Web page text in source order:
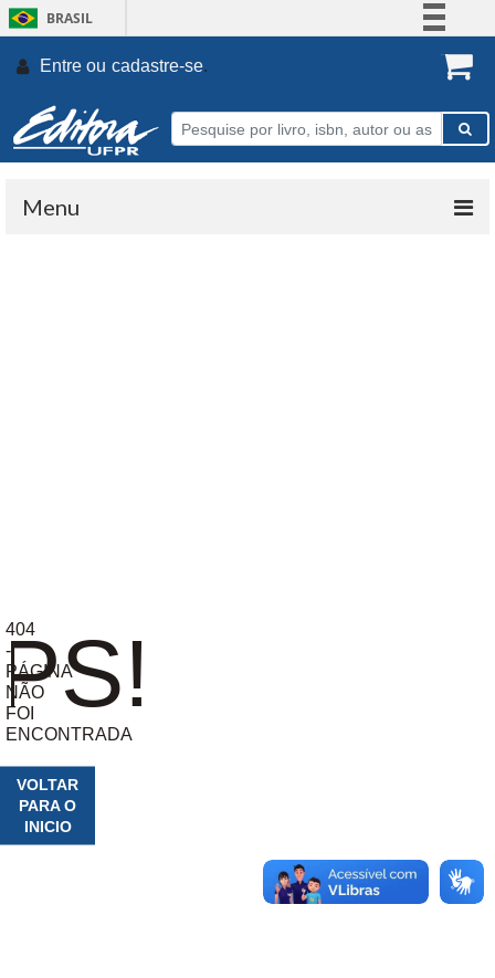
BRASIL
Participe
Entre ou cadastre-se.
Menu
404
-
PÁGINA
NÃO
FOI
ENCONTRADA
VOLTAR
PARA O
INICIO